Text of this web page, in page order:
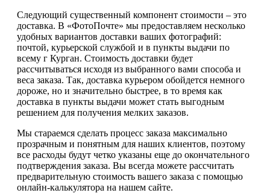
Следующий существенный компонент стоимости – это
доставка. В «ФотоПочте» мы предоставляем несколько
удобных вариантов доставки ваших фотографий:
почтой, курьерской службой и в пункты выдачи по
всему г Курган. Стоимость доставки будет
рассчитываться исходя из выбранного вами способа и
веса заказа. Так, доставка курьером обойдется немного
дороже, но и значительно быстрее, в то время как
доставка в пункты выдачи может стать выгодным
решением для получения мелких заказов.
Мы стараемся сделать процесс заказа максимально
прозрачным и понятным для наших клиентов, поэтому
все расходы будут четко указаны еще до окончательного
подтверждения заказа. Вы всегда можете рассчитать
предварительную стоимость вашего заказа с помощью
онлайн-калькулятора на нашем сайте.